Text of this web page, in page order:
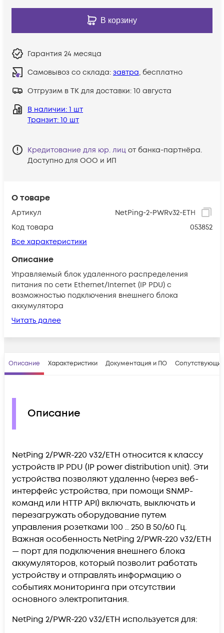
О товаре
Артикул
NetPing-2-PWRv32-ETH
Код товара
053852
Все характеристики
Описание
Управляемый блок удаленного распределения
питания по сети Ethernet/Internet (IP PDU) c
возможностью подключения внешнего блока
аккумулятора
Читать далее
В корзину
Гарантия 24 месяца
Самовывоз со склада: завтра, бесплатно
Отгрузим в ТК для доставки: 10 августа
В наличии: 1 шт
Транзит: 10 шт
Кредитование для юр. лиц от банка-партнёра.
Доступно для ООО и ИП
Описание Характеристики Документация и ПО
Описание
NetPing 2/PWR-220 v32/ETH относится к классу
устройств IP PDU (IP power distribution unit). Эти
устройства позволяют удаленно (через веб-
интерфейс устройства, при помощи SNMP-
команд или HTTP API) включать, выключать и
перезагружать оборудование путем
управления розетками 100 .. 250 В 50/60 Гц.
Важная особенность NetPing 2/PWR-220 v32/ETH
— порт для подключения внешнего блока
аккумуляторов, который позволит работать
устройству и отправлять информацию о
событиях мониторинга при отсутствии
основного электропитания.
NetPing 2/PWR-220 v32/ETH используется для: